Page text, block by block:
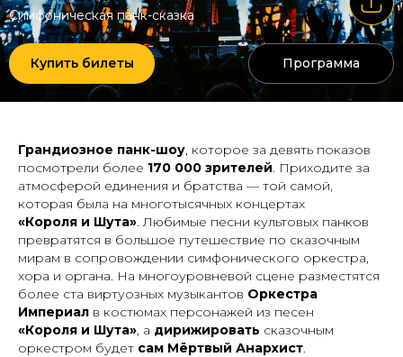
Купить билеты
Симфоническая панк-сказка
Программа
Грандиозное панк-шоу, которое за девять показов
посмотрели более 170 000 зрителей. Приходите за
атмосферой единения и братства — той самой,
которая была на многотысячных концертах
«Короля и Шута».Любимые песни культовых панков
превратятся в большое путешествие по сказочным
мирам в сопровождении симфонического оркестра,
хора и органа. На многоуровневой сцене разместятся
более ста виртуозных музыкантов Оркестра
Империал в костюмах персонажей из песен
«Короля и Шута», а дирижировать сказочным
оркестром будет сам Мёртвый Анархист.